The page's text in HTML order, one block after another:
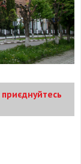
приєднуйтесь